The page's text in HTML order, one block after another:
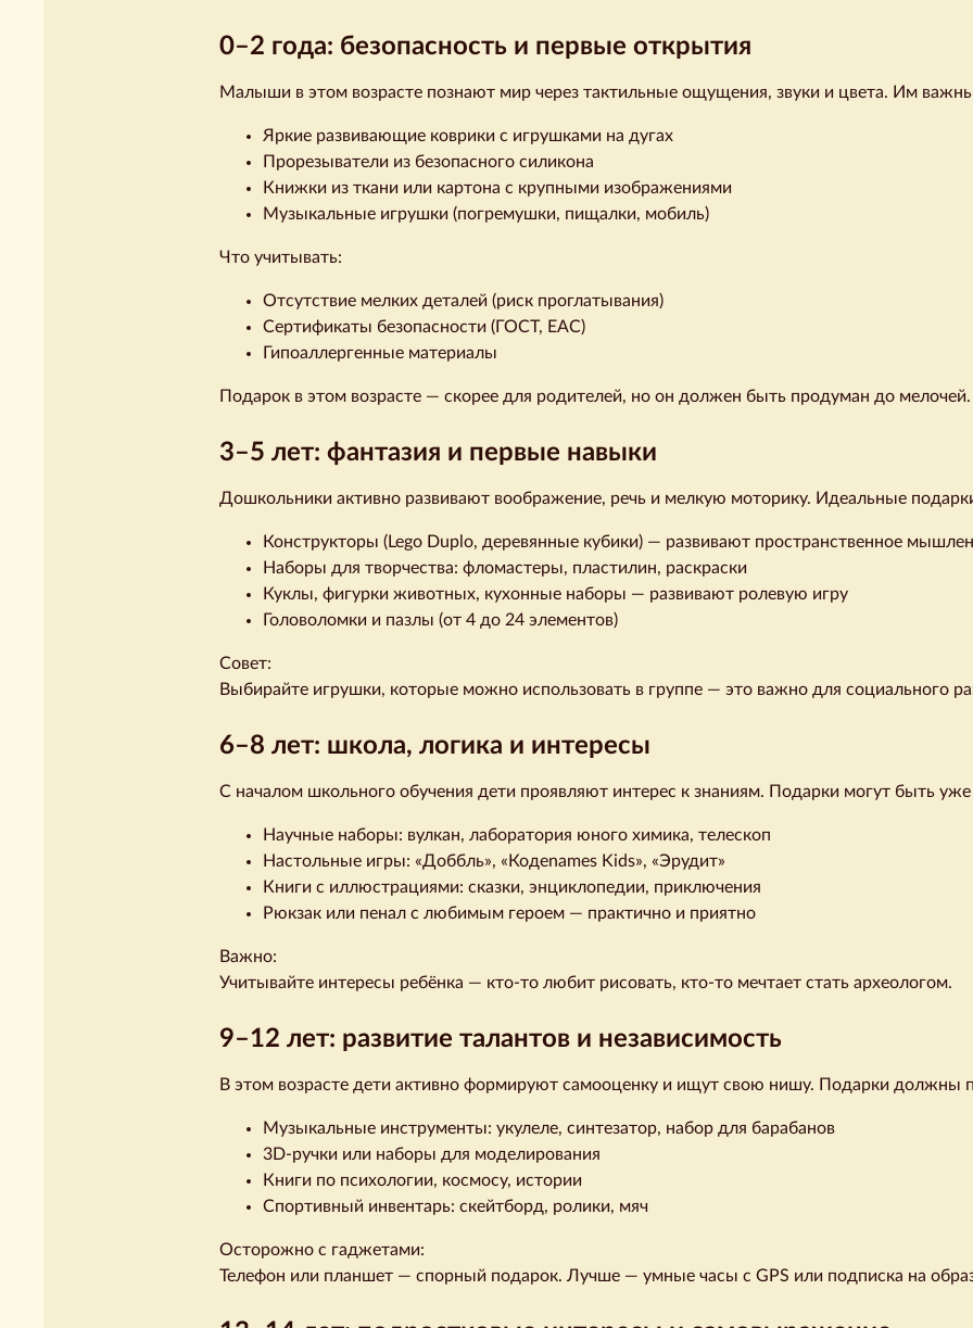
0–2 года: безопасность и первые открытия
Малыши в этом возрасте познают мир через тактильные ощущения, звуки и цвета. Им
Яркие развивающие коврики с игрушками на дугах
Прорезыватели из безопасного силикона
Книжки из ткани или картона с крупными изображениями
Музыкальные игрушки (погремушки, пищалки, мобиль)
Что учитывать:
Отсутствие мелких деталей (риск проглатывания)
Сертификаты безопасности (ГОСТ, ЕАС)
Гипоаллергенные материалы
Подарок в этом возрасте — скорее для родителей, но он должен быть продуман до мелочей.
3–5 лет: фантазия и первые навыки
Дошкольники активно развивают воображение, речь и мелкую моторику. Идеальные
Конструкторы (Lego Duplo, деревянные кубики) — развивают пространственное
Наборы для творчества: фломастеры, пластилин, раскраски
Куклы, фигурки животных, кухонные наборы — развивают ролевую игру
Головоломки и пазлы (от 4 до 24 элементов)
Совет:
Выбирайте игрушки, которые можно использовать в группе — это важно для социального
6–8 лет: школа, логика и интересы
С началом школьного обучения дети проявляют интерес к знаниям. Подарки могут быть
Научные наборы: вулкан, лаборатория юного химика, телескоп
Настольные игры: «Доббль», «Кодenames Kids», «Эрудит»
Книги с иллюстрациями: сказки, энциклопедии, приключения
Рюкзак или пенал с любимым героем — практично и приятно
Важно:
Учитывайте интересы ребёнка — кто-то любит рисовать, кто-то мечтает стать археологом.
9–12 лет: развитие талантов и независимость
В этом возрасте дети активно формируют самооценку и ищут свою нишу. Подарки должны
Музыкальные инструменты: укулеле, синтезатор, набор для барабанов
3D-ручки или наборы для моделирования
Книги по психологии, космосу, истории
Спортивный инвентарь: скейтборд, ролики, мяч
Осторожно с гаджетами:
Телефон или планшет — спорный подарок. Лучше — умные часы с GPS или подписка на